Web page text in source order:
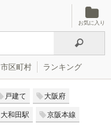
お気に入り
市区町村 ランキング
戸建て 大阪府
大和田駅 京阪本線